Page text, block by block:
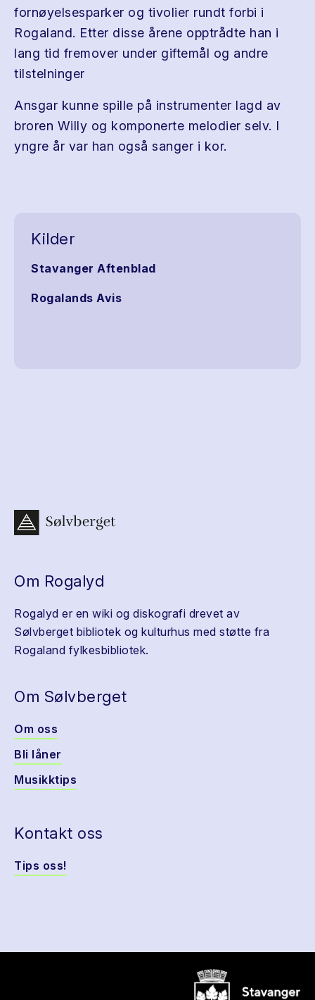
fornøyelsesparker og tivolier rundt forbi i
Rogaland. Etter disse årene opptrådte han i
lang tid fremover under giftemål og andre
tilstelninger
Ansgar kunne spille på instrumenter lagd av
broren Willy og komponerte melodier selv. I
yngre år var han også sanger i kor.
Kilder
Stavanger Aftenblad
Rogalands Avis
Om Rogalyd
Rogalyd er en wiki og diskografi drevet av
Sølvberget bibliotek og kulturhus med støtte fra
Rogaland fylkesbibliotek.
Om Sølvberget
Om oss
Bli låner
Musikktips
Kontakt oss
Tips oss!